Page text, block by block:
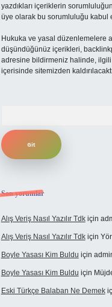
yazdıkları içeriklerin
üye olarak bu sorumluluğu kabul
Hukuka ve yasal düzenlemelere
düşündüğünüz içerikleri,
adresine bildirmeniz halinde,
içerisinde sitemizden
Son yorumlar
Alış Veriş Nasıl Yazılır Tdkiçin
Alış Veriş Nasıl Yazılır Tdkiçin
Boyle Yasası Kim Buldu için
Boyle Yasası Kim Buldu için
Eski Türkçe Balaban Ne Demek